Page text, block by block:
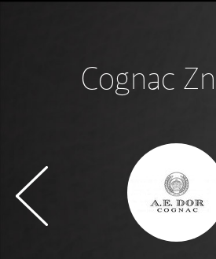
Cognac